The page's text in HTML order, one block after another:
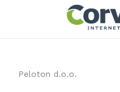
Peloton d.o.o.